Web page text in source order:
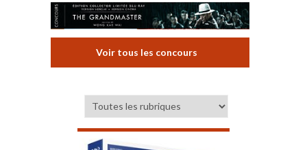
Voir tous les concours